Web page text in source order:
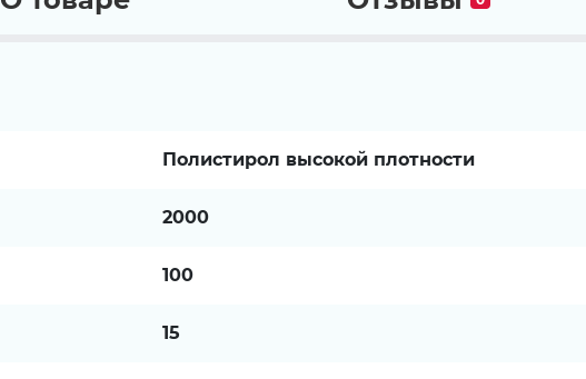
Полистирол высокой плотности
2000
100
15